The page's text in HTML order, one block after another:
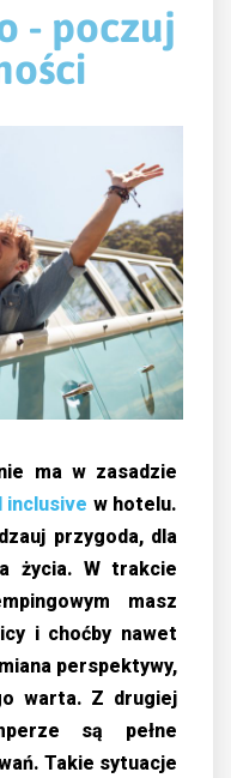
- poczuj
ma w zasadzie
inclusive w hotelu.
przygoda, dla
życia. W trakcie
masz
i choćby nawet
perspektywy,
warta. Z drugiej
są pełne
Takie sytuacje